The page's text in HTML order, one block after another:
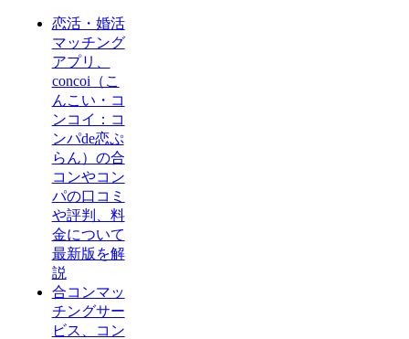
恋活・婚活
マッチング
アプリ、
concoi（こ
んこい・コ
ンコイ：コ
ンパde恋ぷ
らん）の合
コンやコン
パの口コミ
や評判、料
金について
最新版を解
説
合コンマッ
チングサー
ビス、コン